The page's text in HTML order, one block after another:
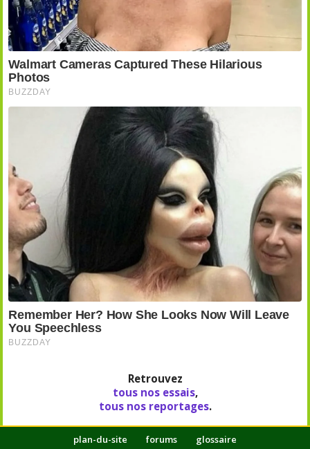
Retrouvez
tous nos essais,
tous nos reportages.
plan-du-site forums glossaire